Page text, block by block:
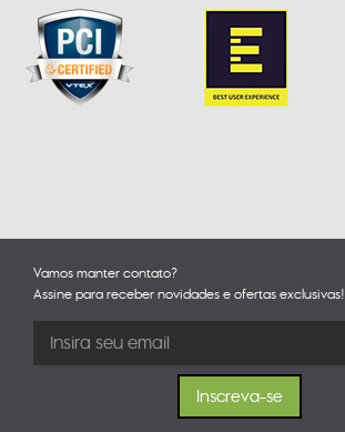
Vamos manter contato?
Assine para receber novidades e ofertas exclusivas!